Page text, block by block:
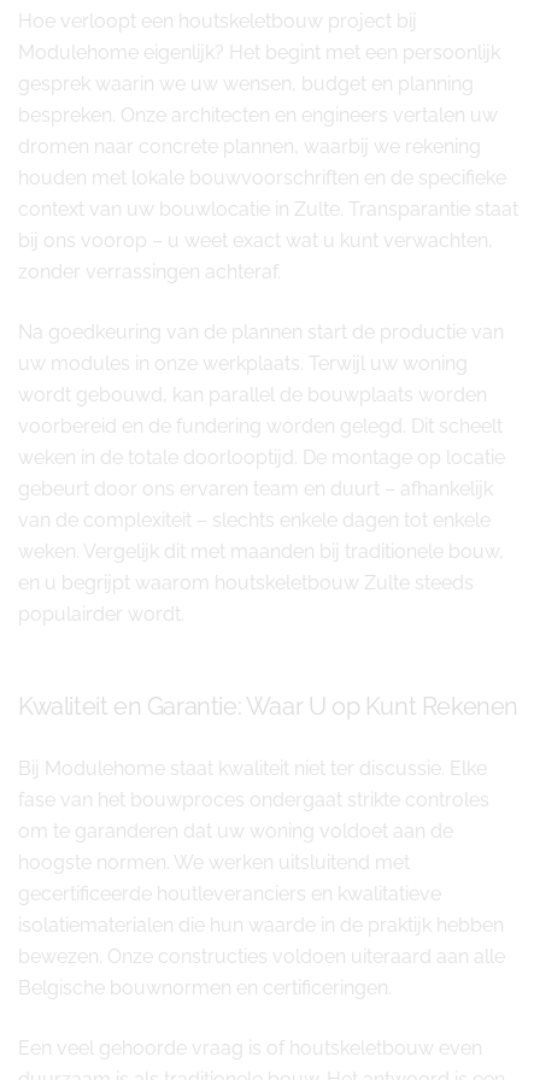
Hoe verloopt een houtskeletbouw project bij
Modulehome eigenlijk? Het begint met een persoonlijk
gesprek waarin we uw wensen, budget en planning
bespreken. Onze architecten en engineers vertalen uw
dromen naar concrete plannen, waarbij we rekening
houden met lokale bouwvoorschriften en de specifieke
context van uw bouwlocatie in Zulte. Transparantie staat
bij ons voorop – u weet exact wat u kunt verwachten,
zonder verrassingen achteraf.
Na goedkeuring van de plannen start de productie van
uw modules in onze werkplaats. Terwijl uw woning
wordt gebouwd, kan parallel de bouwplaats worden
voorbereid en de fundering worden gelegd. Dit scheelt
weken in de totale doorlooptijd. De montage op locatie
gebeurt door ons ervaren team en duurt – afhankelijk
van de complexiteit – slechts enkele dagen tot enkele
weken. Vergelijk dit met maanden bij traditionele bouw,
en u begrijpt waarom houtskeletbouw Zulte steeds
populairder wordt.
Kwaliteit en Garantie: Waar U op Kunt Rekenen
Bij Modulehome staat kwaliteit niet ter discussie. Elke
fase van het bouwproces ondergaat strikte controles
om te garanderen dat uw woning voldoet aan de
hoogste normen. We werken uitsluitend met
gecertificeerde houtleveranciers en kwalitatieve
isolatiematerialen die hun waarde in de praktijk hebben
bewezen. Onze constructies voldoen uiteraard aan alle
Belgische bouwnormen en certificeringen.
Een veel gehoorde vraag is of houtskeletbouw even